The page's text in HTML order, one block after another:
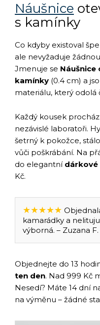
Náušnice
s kamínky
Co kdyby existoval
ale nevyžaduje
Jmenuje se Náušnice
kamínky (0.4 cm) a
materiálu, který odolá
Každý kousek
nezávislé laboratoři.
šetrný k pokožce,
vůči poškrábání. Na
do elegantní dárkové
Kč.
★★★★★
kamarádky a
výborná. – Zuzana F.
Objednejte do 13
ten den. Nad 999 Kč
Nesedí? Máte 14 dní
na výměnu – žádné